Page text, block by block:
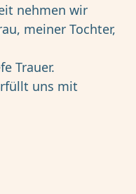
nehmen wir
meiner Tochter,
Trauer.
uns mit